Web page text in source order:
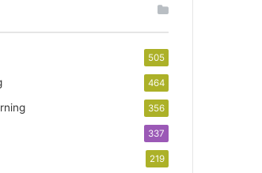
505
464
356
337
219